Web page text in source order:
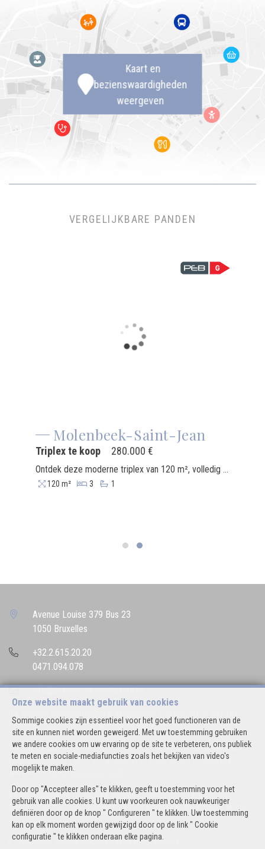
Kaart en
bezienswaardigheden
weergeven
VERGELIJKBARE PANDEN
Molenbeek-Saint-Jean
280.000 €
Triplex te koop
Ontdek deze moderne triplex van 120 m², volledig gerenoveerd en ideaal gelegen op een steenworp van de site Tour & Taxis, in het hart van een dynamische wijk met directe toegang tot alle voorzieningen: openbaar vervoer, winkels, scholen en restaurants. Deze triplex bestaat uit drie niveaus. Hij onderscheidt zich door zijn comfort, hedendaags design en mooie afwerkingen. Hij biedt drie ruime slaapkamers van 30,5 m², 17,5 m² en 9,5 m², evenals een elegante badkamer met een inloopdouche. De volledig uitgeruste open keuken kijkt uit op de ruime woonkamer van 29,5 m², wat een harmonieuze en functionele leefruimte creëert. Een wasruimte/bergruimte, twee toiletten en een individuele verwarmingsinstallatie vervolledigen het geheel. Dankzij de uitstekende oriëntatie en het feit dat er geen renovatiewerken nodig zijn, is deze triplex onmiddellijk klaar om zijn bewoners te verwelkomen. Optioneel is er een garage van 40 m² beschikbaar, geschikt voor maximaal drie voertuigen, voor een prijs van € 50.000. EPB: G Beschikbaarheid: onmiddellijk
120 m² 3 1
Onze website maakt gebruik van cookies
Sommige cookies zijn essentieel voor het goed functioneren van de
site en kunnen niet worden geweigerd. Met uw toestemming gebruiken
we andere cookies om uw ervaring op de site te verbeteren, ons publiek
te meten en sociale-mediafuncties zoals het bekijken van video's
mogelijk te maken.
Door op "Accepteer alles" te klikken, geeft u toestemming voor het
gebruik van alle cookies. U kunt uw voorkeuren ook nauwkeuriger
definiëren door op de knop " Configureren " te klikken. Uw toestemming
kan op elk moment worden gewijzigd door op de link " Cookie
configuratie " te klikken onderaan elke pagina.
Avenue Louise 379 Bus 23
1050 Bruxelles
+32.2.615.20.20
0471.094.078
info@bettencourtrealestate.be
Ondernemingsnummer : BTW BE 0544.346.974
Toezichthoudende Autoriteit : Beroepinstituut van Vastgoedmakelaars
Luxemburgstraat, 16B - 1000 Brussel (+32 2 505 38 50 - info@biv.be) -
www.biv.be-Deontologische code
BA en borgstelling via NV AXA Belgium, Troonplein 1, 1000 Brussel
(polisnr. 730.390.160) Dekking geldt voor activiteiten die in België worden
uitgevoerd
Algemene gebruiksvoorwaarden van de website